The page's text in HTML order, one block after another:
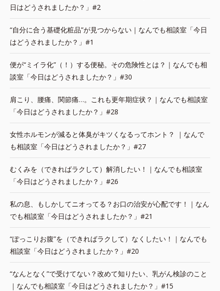
日はどうされましたか？」#2
“自分に合う基礎化粧品”が見つからない｜なんでも相談室「今日
はどうされましたか？」#1
便が“ミイラ化”（！）する便秘。その危険性とは？｜なんでも相
談室「今日はどうされましたか？」#30
肩こり、腰痛、関節痛…。これも更年期症状？｜なんでも相談室
「今日はどうされましたか？」#28
女性ホルモンが減ると体臭がキツくなるってホント？ ｜なんで
も相談室「今日はどうされましたか？」#27
むくみを（できればラクして）解消したい！｜なんでも相談室
「今日はどうされましたか？」#26
私の息、もしかしてニオってる？お口の治安が心配です！｜なん
でも相談室「今日はどうされましたか？」#21
“ぽっこりお腹”を（できればラクして）なくしたい！｜なんでも
相談室「今日はどうされましたか？」#20
“なんとなく”で受けてない？改めて知りたい、乳がん検診のこと
｜なんでも相談室「今日はどうされましたか？」#15